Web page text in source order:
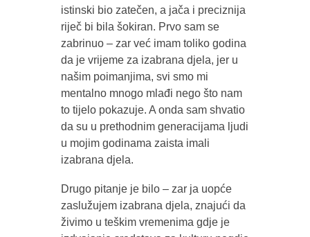
istinski bio zatečen, a jača i preciznija
riječ bi bila šokiran. Prvo sam se
zabrinuo – zar već imam toliko godina
da je vrijeme za izabrana djela, jer u
našim poimanjima, svi smo mi
mentalno mnogo mlađi nego što nam
to tijelo pokazuje. A onda sam shvatio
da su u prethodnim generacijama ljudi
u mojim godinama zaista imali
izabrana djela.
Drugo pitanje je bilo – zar ja uopće
zaslužujem izabrana djela, znajući da
živimo u teškim vremenima gdje je